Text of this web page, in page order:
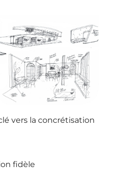
vers la concrétisation
fidèle